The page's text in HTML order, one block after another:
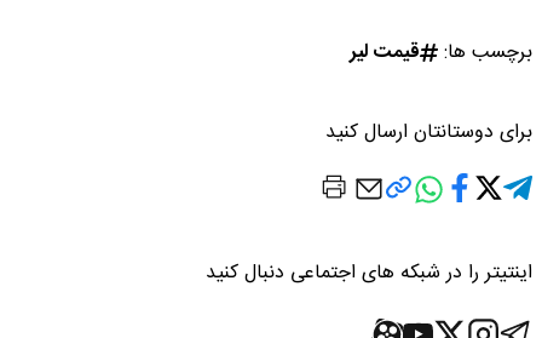
برچسب ها: قیمت لیر
برای دوستانتان ارسال کنید
اینتیتر را در شبکه های اجتماعی دنبال کنید